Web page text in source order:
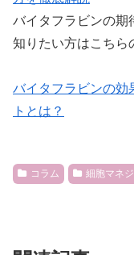
バイタフラビンの期
知りたい方はこちら
バイタフラビンの効
トとは？
コラム 細胞マネ